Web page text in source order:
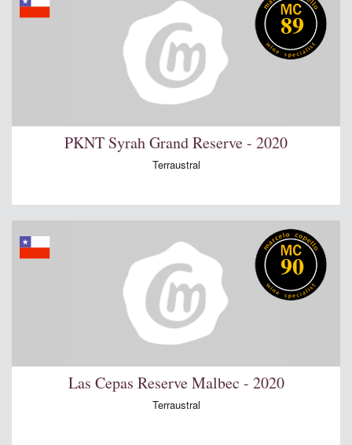
89
PKNT Syrah Grand Reserve - 2020
Terraustral
90
Las Cepas Reserve Malbec - 2020
Terraustral